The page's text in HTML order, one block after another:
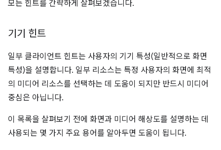
모든 힌트를 간략하게 살펴보겠습니다.
기기 힌트
일부 클라이언트 힌트는 사용자의 기기 특성(일반적으로 화면
특성)을 설명합니다. 일부 리소스는 특정 사용자의 화면에 최적
의 미디어 리소스를 선택하는 데 도움이 되지만 반드시 미디어
중심은 아닙니다.
이 목록을 살펴보기 전에 화면과 미디어 해상도를 설명하는 데
사용되는 몇 가지 주요 용어를 알아두면 도움이 됩니다.